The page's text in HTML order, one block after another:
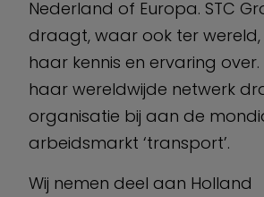
Nederland of Europa. STC
draagt, waar ook ter
haar kennis en ervaring over.
haar wereldwijde netwerk
organisatie bij aan de
arbeidsmarkt ‘transport’.
Wij nemen deel aan Holland